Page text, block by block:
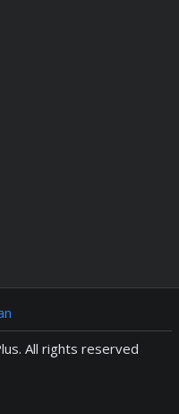
All rights reserved